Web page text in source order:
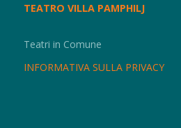
TEATRO VILLA PAMPHILJ
Teatri in Comune
INFORMATIVA SULLA PRIVACY